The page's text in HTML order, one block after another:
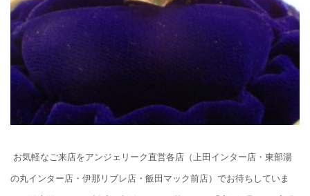
お気軽なご来店をアンジェリーク直営各店（上田インター店・東部湯
の丸インター店・伊那リブレ店・飯田マック前店）でお待ちしていま